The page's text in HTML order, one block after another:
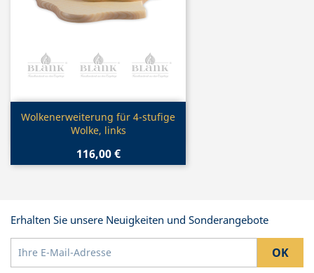
Vorschau
Wolkenerweiterung für 4-stufige
Wolke, links
116,00 €
Erhalten Sie unsere Neuigkeiten und Sonderangebote